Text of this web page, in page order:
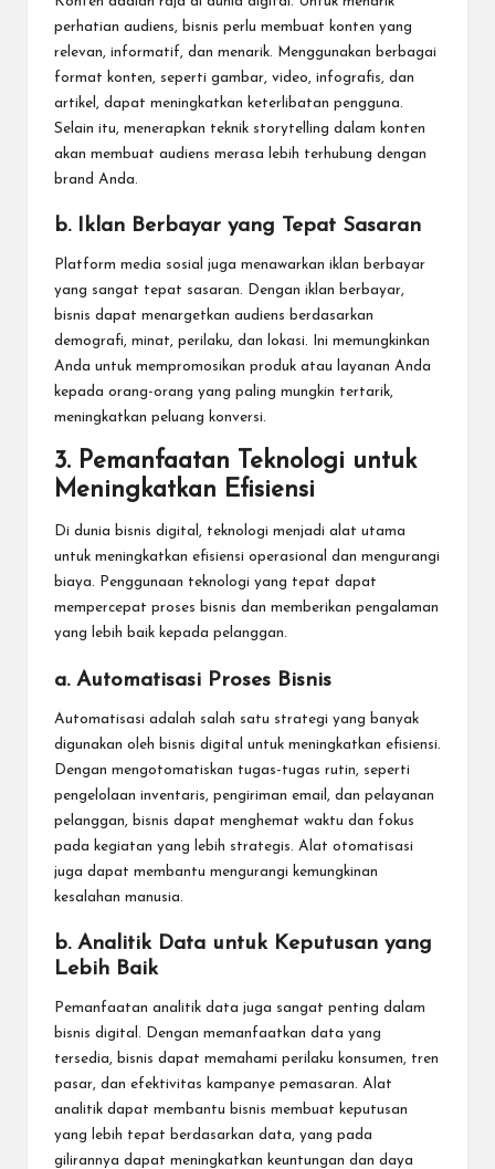
perhatian audiens, bisnis perlu membuat konten yang
relevan, informatif, dan menarik. Menggunakan berbagai
format konten, seperti gambar, video, infografis, dan
artikel, dapat meningkatkan keterlibatan pengguna.
Selain itu, menerapkan teknik storytelling dalam konten
akan membuat audiens merasa lebih terhubung dengan
brand Anda.
b. Iklan Berbayar yang Tepat Sasaran
Platform media sosial juga menawarkan iklan berbayar
yang sangat tepat sasaran. Dengan iklan berbayar,
bisnis dapat menargetkan audiens berdasarkan
demografi, minat, perilaku, dan lokasi. Ini memungkinkan
Anda untuk mempromosikan produk atau layanan Anda
kepada orang-orang yang paling mungkin tertarik,
meningkatkan peluang konversi.
3. Pemanfaatan Teknologi untuk
Meningkatkan Efisiensi
Di dunia bisnis digital, teknologi menjadi alat utama
untuk meningkatkan efisiensi operasional dan mengurangi
biaya. Penggunaan teknologi yang tepat dapat
mempercepat proses bisnis dan memberikan pengalaman
yang lebih baik kepada pelanggan.
a. Automatisasi Proses Bisnis
Automatisasi adalah salah satu strategi yang banyak
digunakan oleh bisnis digital untuk meningkatkan efisiensi.
Dengan mengotomatiskan tugas-tugas rutin, seperti
pengelolaan inventaris, pengiriman email, dan pelayanan
pelanggan, bisnis dapat menghemat waktu dan fokus
pada kegiatan yang lebih strategis. Alat otomatisasi
juga dapat membantu mengurangi kemungkinan
kesalahan manusia.
b. Analitik Data untuk Keputusan yang
Lebih Baik
Pemanfaatan analitik data juga sangat penting dalam
bisnis digital. Dengan memanfaatkan data yang
tersedia, bisnis dapat memahami perilaku konsumen, tren
pasar, dan efektivitas kampanye pemasaran. Alat
analitik dapat membantu bisnis membuat keputusan
yang lebih tepat berdasarkan data, yang pada
gilirannya dapat meningkatkan keuntungan dan daya